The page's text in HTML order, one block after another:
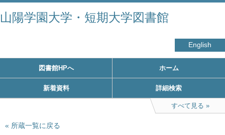
山陽学園大学・短期大学図書館
English
図書館HPへ ホーム
新着資料 詳細検索
すべて見る
所蔵一覧に戻る